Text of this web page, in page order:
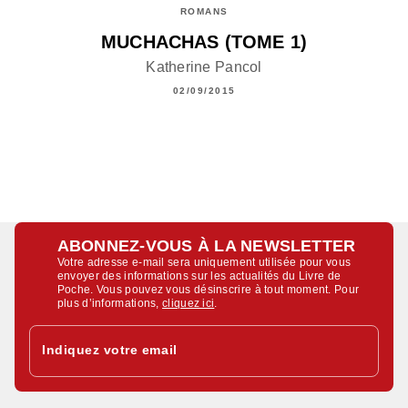
ROMANS
MUCHACHAS (TOME 1)
Katherine Pancol
02/09/2015
ABONNEZ-VOUS À LA NEWSLETTER
Votre adresse e-mail sera uniquement utilisée pour vous
envoyer des informations sur les actualités du Livre de
Poche. Vous pouvez vous désinscrire à tout moment. Pour
plus d’informations,cliquez ici.
Indiquez votre email